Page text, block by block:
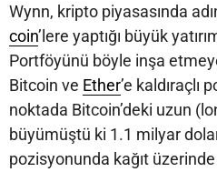
Wynn, kripto piyasasında
coin’lere yaptığı büyük
Portföyünü böyle inşa
Bitcoin ve Ether’e kaldıraçlı
noktada Bitcoin’deki uzun
büyümüştü ki 1.1 milyar
pozisyonunda kağıt